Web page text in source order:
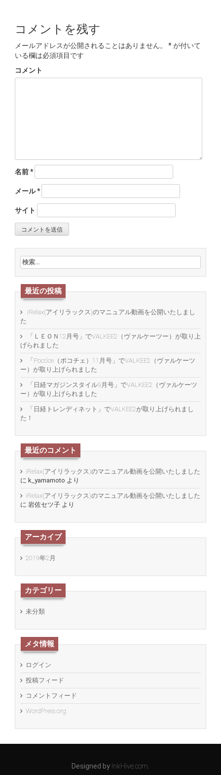
コメントを残す
メールアドレスが公開されることはありません。 *が付いて
いる欄は必須項目です
コメント
名前*
メール*
サイト
検索:
最近の投稿
iRelax(アイリラックス)のマニュアル動画を公開いたしまし
た
「ＬＥＯＮ12月号」でVALKEE2（ヴァルケーツー）が取り上
げられました
「Poco’ce（ポコチェ）11月号」でVALKEE2（ヴァルケーツ
ー）が取り上げられました
「日経マガジンスタイル9月号」でVALKEE2（ヴァルケーツ
ー）が取り上げられました
「日経トレンディネット」でVALKEE2が取り上げられまし
た！
最近のコメント
iRelax(アイリラックス)のマニュアル動画を公開いたしました
に k_yamamoto より
iRelax(アイリラックス)のマニュアル動画を公開いたしました
に 岩佐セツ子 より
アーカイブ
2019年2月
カテゴリー
未分類
メタ情報
ログイン
投稿フィード
コメントフィード
WordPress.org
Designed by InkHive.com